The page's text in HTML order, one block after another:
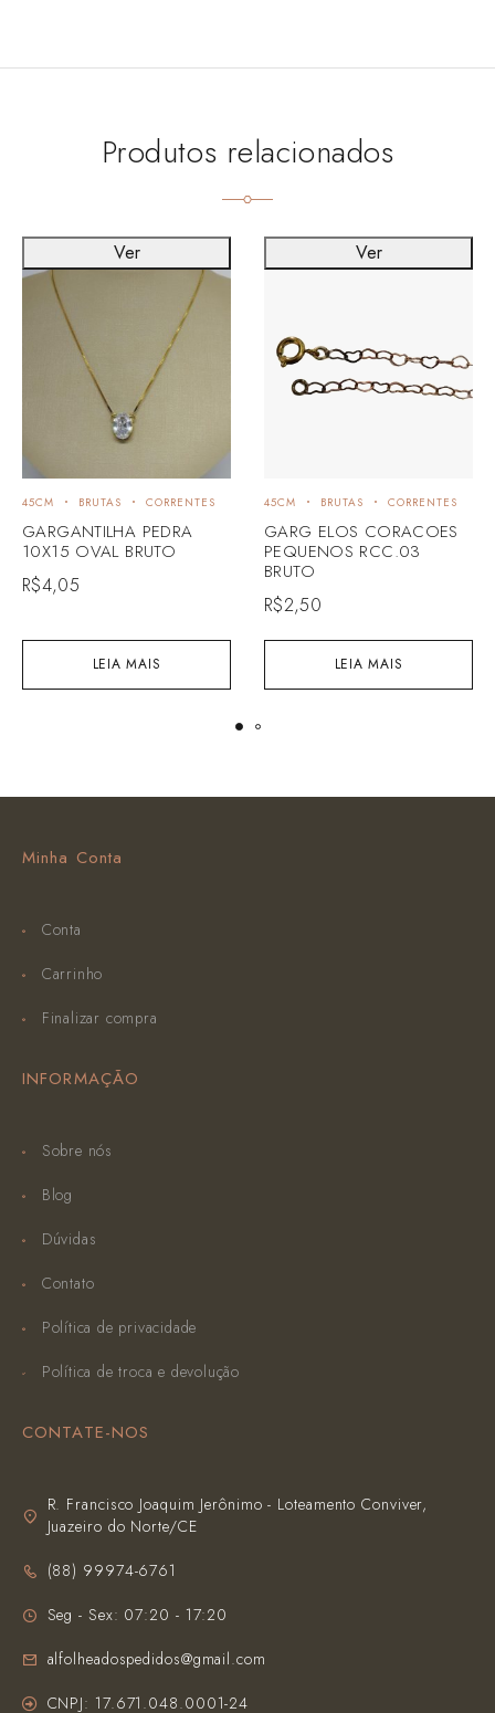
Produtos relacionados
LEIA MAIS
45CM BRUTAS CORRENTES
GARGANTILHA PEDRA
10X15 OVAL BRUTO
R$4,05
Ver
LEIA MAIS
45CM BRUTAS CORRENTES
GARG ELOS CORACOES
PEQUENOS RCC.03
BRUTO
R$2,50
Ver
Minha Conta
Conta
Carrinho
Finalizar compra
INFORMAÇÃO
Sobre nós
Blog
Dúvidas
Contato
Política de privacidade
Política de troca e devolução
CONTATE-NOS
R. Francisco Joaquim Jerônimo - Loteamento Conviver,
Juazeiro do Norte/CE
(‪88) 99974-6761‬
Seg - Sex: 07:20 - 17:20
alfolheadospedidos@gmail.com
CNPJ: 17.671.048.0001-24